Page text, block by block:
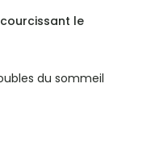
le
du sommeil